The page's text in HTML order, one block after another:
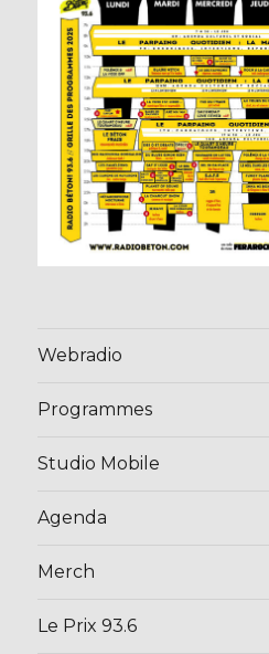
Webradio
Programmes
Studio Mobile
Agenda
Merch
Le Prix 93.6